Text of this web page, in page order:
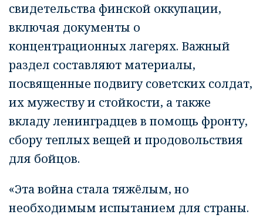
свидетельства финской оккупации,
включая документы о
концентрационных лагерях. Важный
раздел составляют материалы,
посвященные подвигу советских солдат,
их мужеству и стойкости, а также
вкладу ленинградцев в помощь фронту,
сбору теплых вещей и продовольствия
для бойцов.
«Эта война стала тяжёлым, но
необходимым испытанием для страны.